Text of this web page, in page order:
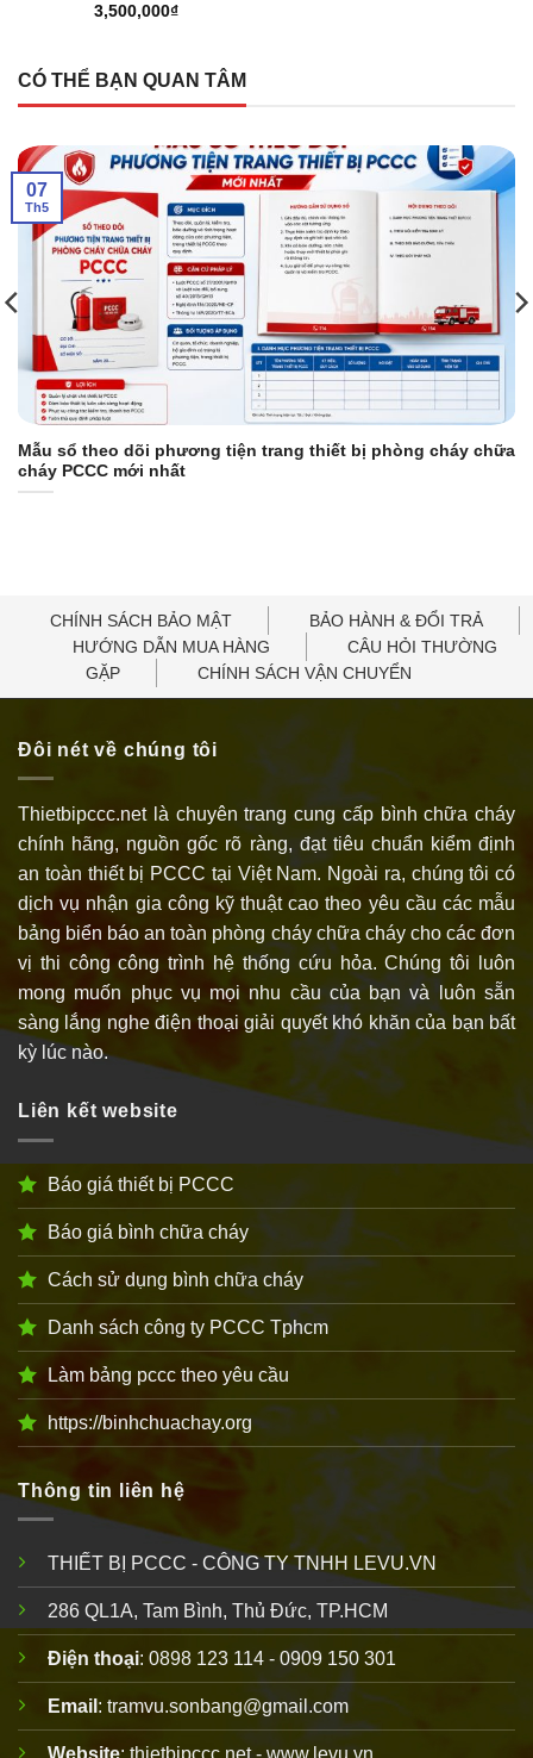
3,500,000₫
CÓ THỂ BẠN QUAN TÂM
Mẫu sổ theo dõi phương tiện trang thiết bị phòng cháy chữa
cháy PCCC mới nhất
07
Th5
CHÍNH SÁCH BẢO MẬT
BẢO HÀNH & ĐỔI TRẢ
HƯỚNG DẪN MUA HÀNG
CÂU HỎI THƯỜNG
GẶP
CHÍNH SÁCH VẬN CHUYỂN
Đôi nét về chúng tôi
Thietbipccc.net là chuyên trang cung cấp bình chữa cháy
chính hãng, nguồn gốc rõ ràng, đạt tiêu chuẩn kiểm định
an toàn thiết bị PCCC tại Việt Nam. Ngoài ra, chúng tôi có
dịch vụ nhận gia công kỹ thuật cao theo yêu cầu các mẫu
bảng biển báo an toàn phòng cháy chữa cháy cho các đơn
vị thi công công trình hệ thống cứu hỏa. Chúng tôi luôn
mong muốn phục vụ mọi nhu cầu của bạn và luôn sẵn
sàng lắng nghe điện thoại giải quyết khó khăn của bạn bất
kỳ lúc nào.
Liên kết website
Báo giá thiết bị PCCC
Báo giá bình chữa cháy
Cách sử dụng bình chữa cháy
Danh sách công ty PCCC Tphcm
Làm bảng pccc theo yêu cầu
https://binhchuachay.org
Thông tin liên hệ
THIẾT BỊ PCCC - CÔNG TY TNHH LEVU.VN
286 QL1A, Tam Bình, Thủ Đức, TP.HCM
Điện thoại: 0898 123 114 - 0909 150 301
Email : tramvu.sonbang@gmail.com